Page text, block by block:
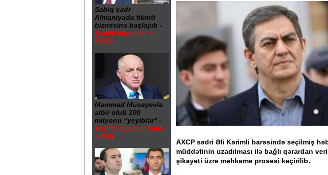
Sabiq sədr
Almaniyada tikinti
biznesinə başlayıb -
Şərikli bina tikir +
FOTO
Məmməd Musayevlə
əlbir olub 100
milyonu “yeyiblər” -
Vəzifəli şəxslər həbs
edildi
AXCP sədri Əli Kərimli barəsində seçilmiş
müddətinin uzadılması ilə bağlı qərardan
şikayəti üzrə məhkəmə prosesi keçirilib.